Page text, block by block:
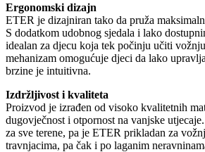
Ergonomski dizajn
ETER je dizajniran tako da pruža
S dodatkom udobnog sjedala i lako
idealan za djecu koja tek počinju učiti
mehanizam omogućuje djeci da lako
brzine je intuitivna.
Izdržljivost i kvaliteta
Proizvod je izrađen od visoko kvalitetnih
dugovječnost i otpornost na vanjske
za sve terene, pa je ETER prikladan za
travnjacima, pa čak i po laganim